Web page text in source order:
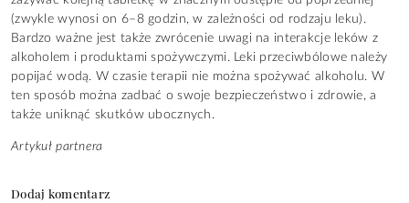
(zwykle wynosi on 6–8 godzin, w zależności od rodzaju leku).
Bardzo ważne jest także zwrócenie uwagi na interakcje leków z
alkoholem i produktami spożywczymi. Leki przeciwbólowe należy
popijać wodą. W czasie terapii nie można spożywać alkoholu. W
ten sposób można zadbać o swoje bezpieczeństwo i zdrowie, a
także uniknąć skutków ubocznych.
Artykuł partnera
Dodaj komentarz